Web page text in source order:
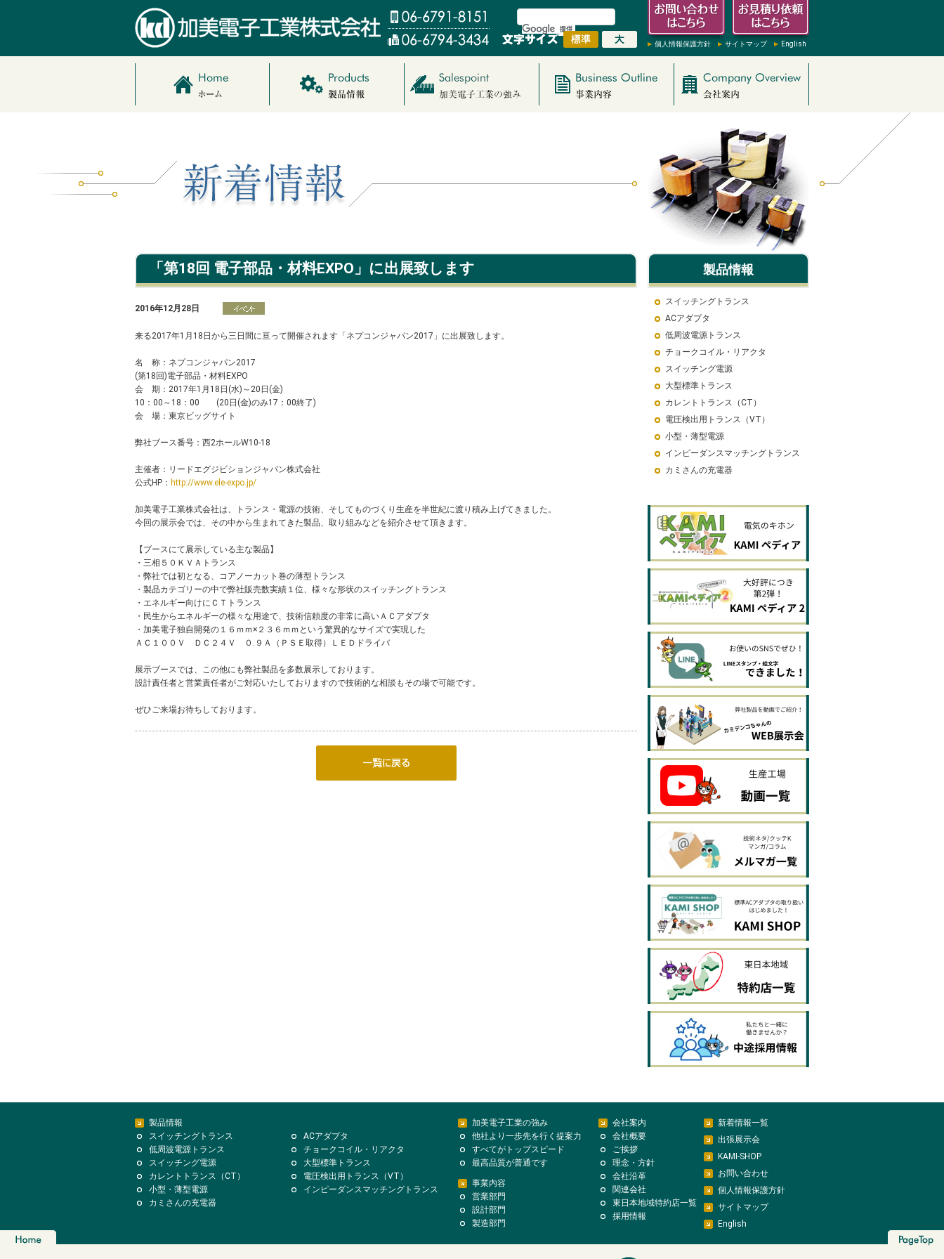
個人情報保護方針 サイトマップ English
「第18回 電子部品・材料EXPO」に出展致します
2016年12月28日
来る2017年1月18日から三日間に亘って開催されます「ネプコンジャパン2017」に出展致します。
名 称：ネプコンジャパン2017
(第18回)電子部品・材料EXPO
会 期：2017年1月18日(水)～20日(金)
10：00～18：00 (20日(金)のみ17：00終了)
会 場：東京ビッグサイト
弊社ブース番号：西2ホールW10-18
主催者：リードエグジビションジャパン株式会社
公式HP： http://www.ele-expo.jp/
加美電子工業株式会社は、トランス・電源の技術、そしてものづくり生産を半世紀に渡り積み上げてきました。
今回の展示会では、その中から生まれてきた製品、取り組みなどを紹介させて頂きます。
【ブースにて展示している主な製品】
・三相５０ＫＶＡトランス
・弊社では初となる、コアノーカット巻の薄型トランス
・製品カテゴリーの中で弊社販売数実績１位、様々な形状のスイッチングトランス
・エネルギー向けにＣＴトランス
・民生からエネルギーの様々な用途で、技術信頼度の非常に高いＡＣアダプタ
・加美電子独自開発の１６ｍｍ×２３６ｍｍという驚異的なサイズで実現した
ＡＣ１００Ｖ ＤＣ２４Ｖ ０.９Ａ（ＰＳＥ取得）ＬＥＤドライバ
展示ブースでは、この他にも弊社製品を多数展示しております。
設計責任者と営業責任者がご対応いたしておりますので技術的な相談もその場で可能です。
ぜひご来場お待ちしております。
製品情報
スイッチングトランス
ACアダプタ
低周波電源トランス
チョークコイル・リアクタ
スイッチング電源
大型標準トランス
カレントトランス（CT）
電圧検出用トランス（VT）
小型・薄型電源
インピーダンスマッチングトランス
カミさんの充電器
製品情報
スイッチングトランス
ACアダプタ
低周波電源トランス
チョークコイル・リアクタ
スイッチング電源
大型標準トランス
カレントトランス（CT）
電圧検出用トランス（VT）
小型・薄型電源
インピーダンスマッチングトランス
カミさんの充電器
加美電子工業の強み
他社より一歩先を行く提案力
すべてがトップスピード
最高品質が普通です
事業内容
営業部門
設計部門
製造部門
会社案内
会社概要
ご挨拶
理念・方針
会社沿革
関連会社
東日本地域特約店一覧
採用情報
新着情報一覧
出張展示会
KAMI-SHOP
お問い合わせ
個人情報保護方針
サイトマップ
English